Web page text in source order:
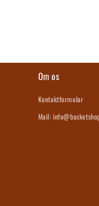
Om os
Kontaktformular
Mail: